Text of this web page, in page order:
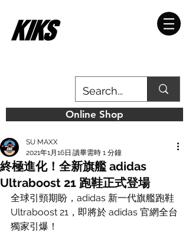
Online Shop
終極進化！全新旗艦 adidas
Ultraboost 21 跑鞋正式登場
SU MAXX
2021年1月16日 讀畢需時 1 分鐘
全球引頸期盼，adidas 新一代旗艦跑鞋
Ultraboost 21，即將於 adidas 官網全台
獨家引爆！